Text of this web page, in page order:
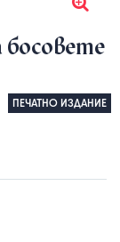
босовете
ПЕЧАТНО ИЗДАНИЕ